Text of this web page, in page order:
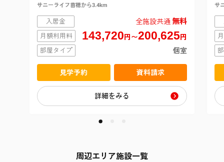
サニーライフ苗穂から3.4km
入居金 全施設共通 無料
月額利用料 143,720 円〜200,625円
部屋タイプ 個室
見学予約 資料請求
詳細をみる
サ
周辺エリア施設一覧